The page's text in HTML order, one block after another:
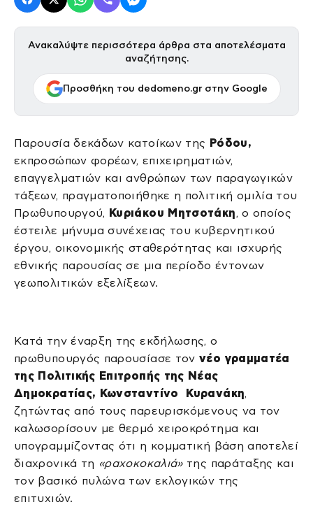
Ανακαλύψτε περισσότερα άρθρα στα αποτελέσματα
αναζήτησης.
Προσθήκη του dedomeno.gr στην Google
Παρουσία δεκάδων κατοίκων της Ρόδου,
εκπροσώπων φορέων, επιχειρηματιών,
επαγγελματιών και ανθρώπων των παραγωγικών
τάξεων, πραγματοποιήθηκε η πολιτική ομιλία του
Πρωθυπουργού, Κυριάκου Μητσοτάκη, ο οποίος
έστειλε μήνυμα συνέχειας του κυβερνητικού
έργου, οικονομικής σταθερότητας και ισχυρής
εθνικής παρουσίας σε μια περίοδο έντονων
γεωπολιτικών εξελίξεων.
Κατά την έναρξη της εκδήλωσης, ο
πρωθυπουργός παρουσίασε τοννέο γραμματέα
της Πολιτικής Επιτροπής της Νέας
Δημοκρατίας, Κωνσταντίνο Κυρανάκη,
ζητώντας από τους παρευρισκόμενους να τον
καλωσορίσουν με θερμό χειροκρότημα και
υπογραμμίζοντας ότι η κομματική βάση αποτελεί
διαχρονικά τη «ραχοκοκαλιά»της παράταξης και
τον βασικό πυλώνα των εκλογικών της
επιτυχιών.